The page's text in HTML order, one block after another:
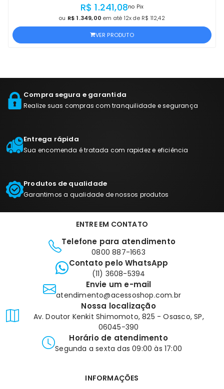
R$ 1.241,08no Pix
ou R$ 1.349,00 em até 12x de R$ 112,42
VER PRODUTO
Compra segura e garantida
Realize suas compras com tranquilidade e segurança
Entrega rápida
Sua encomenda é tratada com rapidez e eficiência
Produtos de qualidade
Garantimos a qualidade de nossos produtos
ENTRE EM CONTATO
Telefone para atendimento
0800 887-1663
Contato pelo WhatsApp
(11) 3608-5394
Envie um e-mail
atendimento@acessoshop.com.br
Nossa localização
Av. Doutor Kenkit Shimomoto, 825 - Osasco, SP,
06045-390
Horário de atendimento
Segunda a sexta das 09:00 às 17:00
INFORMAÇÕES